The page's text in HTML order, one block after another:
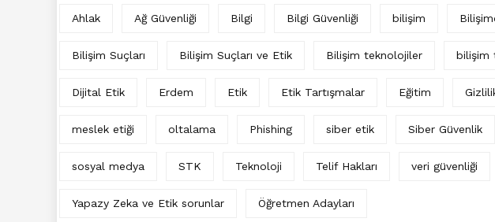
Ahlak Ağ Güvenliği Bilgi Bilgi Güvenliği bilişim
Bilişim Suçları Bilişim Suçları ve Etik Bilişim teknolojiler bilişim
Dijital Etik Erdem Etik Etik Tartışmalar Eğitim
meslek etiği oltalama Phishing siber etik Siber Güvenlik
sosyal medya STK Teknoloji Telif Hakları veri güvenliği
Yapazy Zeka ve Etik sorunlar Öğretmen Adayları